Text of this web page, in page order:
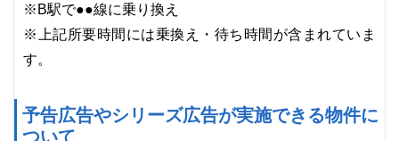
※B駅で●●線に乗り換え
※上記所要時間には乗換え・待ち時間が含まれていま
す。
予告広告やシリーズ広告が実施できる物件に
ついて